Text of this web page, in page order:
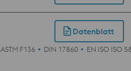
Datenblatt
ASTM F136 DIN 17860 EN ISO ISO